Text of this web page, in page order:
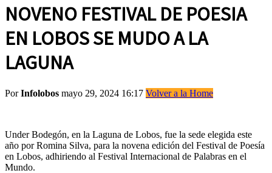
NOVENO FESTIVAL DE POESIA
EN LOBOS SE MUDO A LA
LAGUNA
PorInfolobos mayo 29, 2024 16:17 Volver a la Home
Under Bodegón, en la Laguna de Lobos, fue la sede elegida este
año por Romina Silva, para la novena edición del Festival de Poesía
en Lobos, adhiriendo al Festival Internacional de Palabras en el
Mundo.